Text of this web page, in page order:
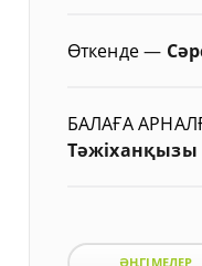
Өткенде—
БАЛАҒА
Тәжіханқызы
ӘҢГІМЕЛЕР